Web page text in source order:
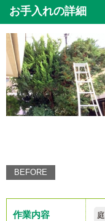
お手入れの詳細
BEFORE
作業内容